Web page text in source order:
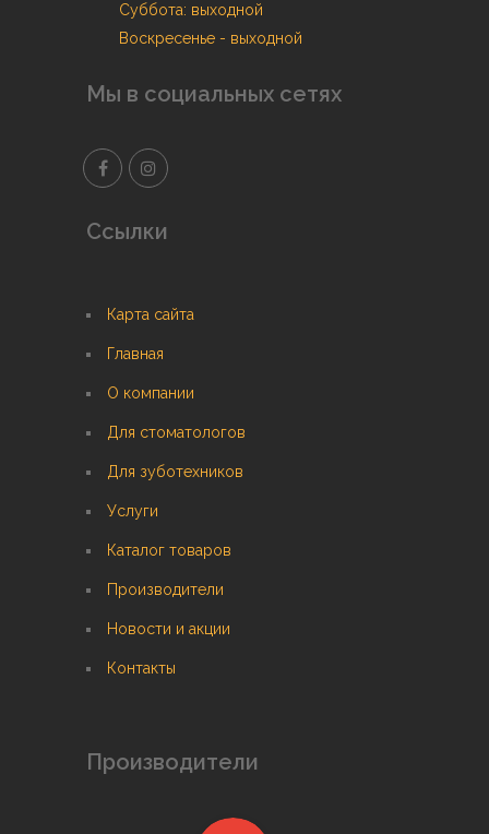
Суббота: выходной
Воскресенье - выходной
Мы в социальных сетях
Ссылки
Карта сайта
Главная
О компании
Для стоматологов
Для зуботехников
Услуги
Каталог товаров
Производители
Новости и акции
Контакты
Производители